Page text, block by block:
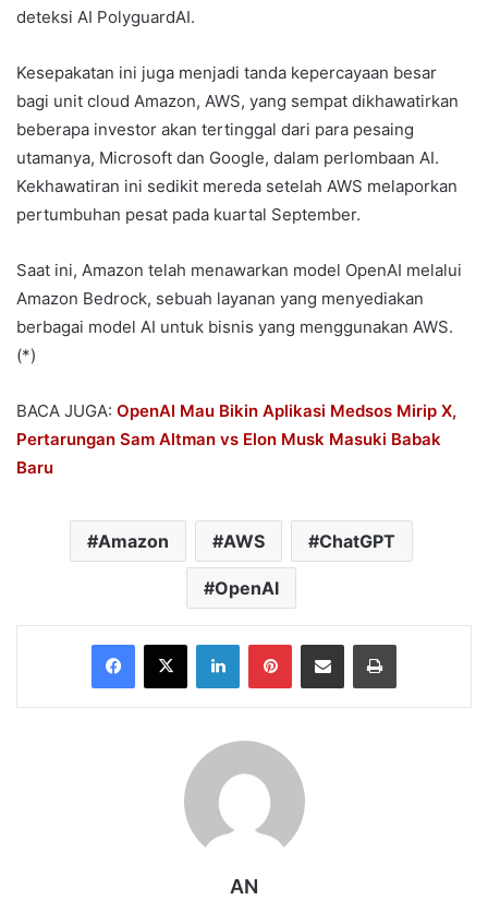
deteksi AI PolyguardAI.
Kesepakatan ini juga menjadi tanda kepercayaan besar
bagi unit cloud Amazon, AWS, yang sempat dikhawatirkan
beberapa investor akan tertinggal dari para pesaing
utamanya, Microsoft dan Google, dalam perlombaan AI.
Kekhawatiran ini sedikit mereda setelah AWS melaporkan
pertumbuhan pesat pada kuartal September.
Saat ini, Amazon telah menawarkan model OpenAI melalui
Amazon Bedrock, sebuah layanan yang menyediakan
berbagai model AI untuk bisnis yang menggunakan AWS.
(*)
BACA JUGA: OpenAI Mau Bikin Aplikasi Medsos Mirip X,
Pertarungan Sam Altman vs Elon Musk Masuki Babak
Baru
Amazon AWS ChatGPT
OpenAI
Facebook
X LinkedInPinterestShare via Email Print
AN